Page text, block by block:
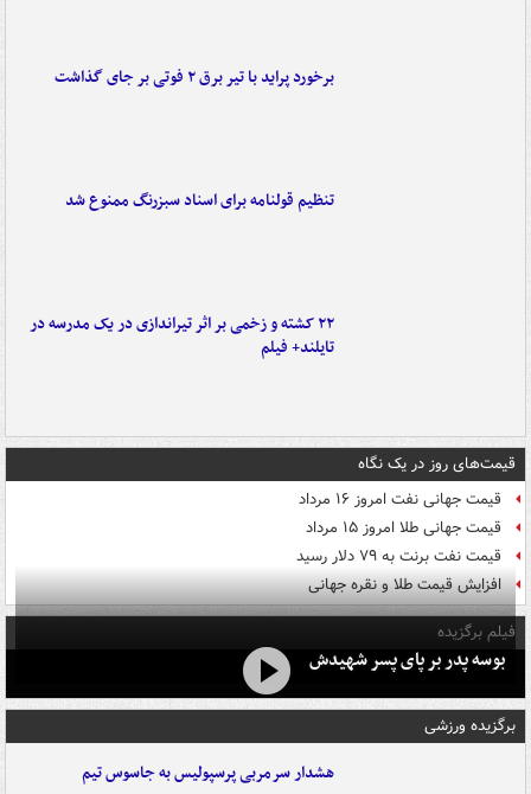
برخورد پراید با تیر برق ۲ فوتی بر جای گذاشت
تنظیم قولنامه برای اسناد سبزرنگ ممنوع شد
۲۲ کشته و زخمی بر اثر تیراندازی در یک مدرسه در
تایلند+ فیلم
قیمت‌های روز در یک نگاه
قیمت جهانی نفت امروز ۱۶ مرداد
قیمت جهانی طلا امروز ۱۵ مرداد
قیمت نفت برنت به ۷۹ دلار رسید
افزایش قیمت طلا و نقره جهانی
فیلم برگزیده
بوسه‌ پدر بر پای پسر شهیدش
برگزیده ورزشی
هشدار سرمربی پرسپولیس به جاسوس تیم